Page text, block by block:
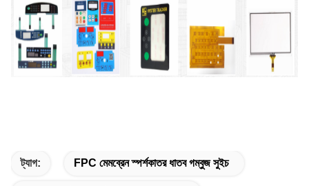
ট্যাগ: FPC মেমব্রেন স্পর্শকাতর ধাতব গম্বুজ সুইচ